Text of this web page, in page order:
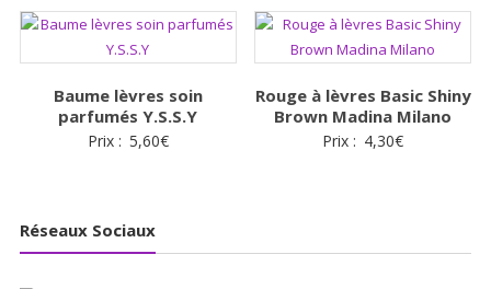
Baume lèvres soin
parfumés Y.S.S.Y
Prix : 5,60€
Rouge à lèvres Basic Shiny
Brown Madina Milano
Prix : 4,30€
Réseaux Sociaux